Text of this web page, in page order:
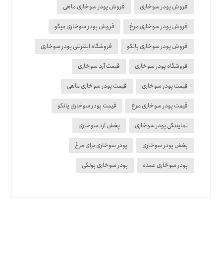
فروش پودر سوخاری فروش پودر سوخاری ماهی
فروش پودر سوخاری مرغ فروش پودر سوخاری میگو
فروش پودر سوخاری پانکو فروشگاه اینترنتی پودر سوخاری
فروشگاه پودر سوخاری قیمت آرد سوخاری
قیمت پودر سوخاری قیمت پودر سوخاری ماهی
قیمت پودر سوخاری مرغ قیمت پودر سوخاری پانکو
نمایندگی پودر سوخاری پخش آرد سوخاری
پخش پودر سوخاری پودر سوخاری برای مرغ
پودر سوخاری عمده پودر سوخاری پولکی